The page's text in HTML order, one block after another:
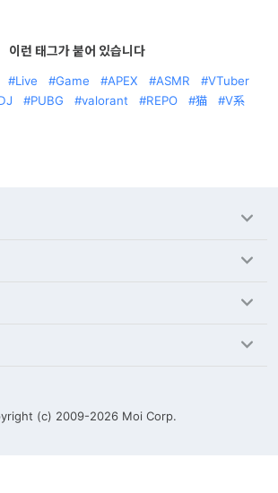
이런 태그가 붙어 있습니다
Live Game APEX ASMR
VTuber
PUBG valorant REPO 猫
V系
(c) 2009-2026 Moi Corp.